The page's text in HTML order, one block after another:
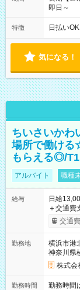
即日～
特徴 日払いOK
気になる！
ちいさいかわ
場所で働ける
もらえる◎/T1
アルバイト 職種
給与
日給
＋交通費支給 ★交通費全額支給！ ┗案件に
いOK！
ンビニATM
交通
勤務地
横浜市港
神奈川県
株式会
勤務時間
勤務時間